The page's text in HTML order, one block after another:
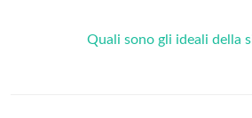
Quali sono gli ideali della